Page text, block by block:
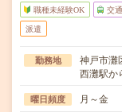
職種未経験OK 交
派遣
勤務地
神戸市灘
西灘駅か
曜日頻度 月～金